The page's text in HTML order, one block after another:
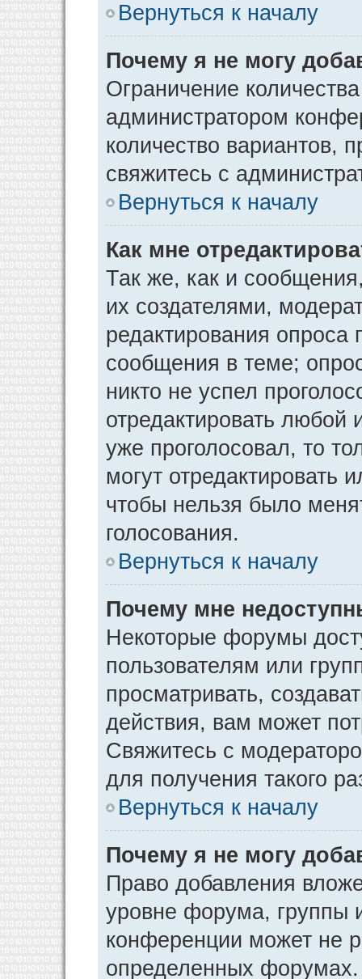
Вернуться к началу
Почему я не могу
Ограничение
администратором
количество вариантов,
свяжитесь с
Вернуться к началу
Как мне
Так же, как и
их создателями,
редактирования опроса
сообщения в теме;
никто не успел
отредактировать любой
уже проголосовал, то
могут отредактировать
чтобы нельзя было
голосования.
Вернуться к началу
Почему мне
Некоторые форумы
пользователям или
просматривать,
действия, вам может
Свяжитесь с
для получения такого
Вернуться к началу
Почему я не могу
Право добавления
уровне форума, группы
конференции может не
определенных